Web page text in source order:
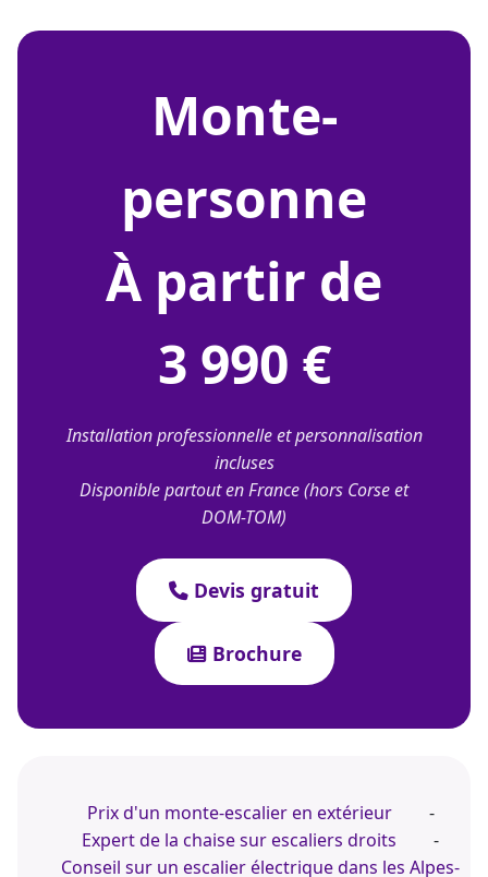
monte-
personne
À partir de
3 990 €
Installation professionnelle et personnalisation
incluses
Disponible partout en France (hors Corse et
DOM-TOM)
Devis gratuit
Brochure
Prix d'un monte-escalier en extérieur
-
Expert de la chaise sur escaliers droits
-
Conseil sur un escalier électrique dans les Alpes-